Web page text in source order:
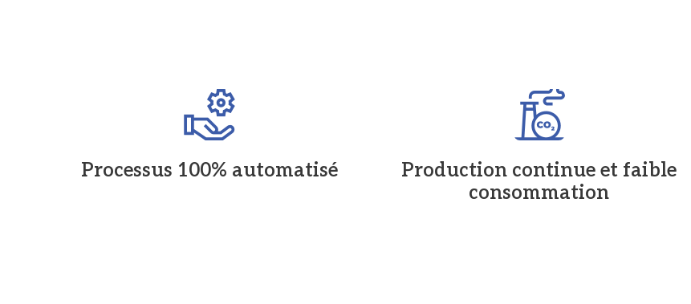
Processus 100% automatisé
Production continue et faible
consommation